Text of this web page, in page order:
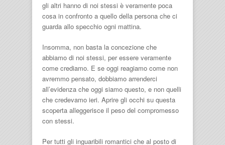
gli altri hanno di noi stessi è veramente poca
cosa in confronto a quello della persona che ci
guarda allo specchio ogni mattina.
Insomma, non basta la concezione che
abbiamo di noi stessi, per essere veramente
come crediamo. E se oggi reagiamo come non
avremmo pensato, dobbiamo arrenderci
all’evidenza che oggi siamo questo, e non quelli
che credevamo ieri. Aprire gli occhi su questa
scoperta alleggerisce il peso del compromesso
con stessi.
Per tutti gli inguaribili romantici che al posto di